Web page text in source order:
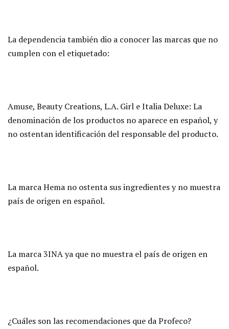
La dependencia también dio a conocer las marcas que no
cumplen con el etiquetado:
Amuse, Beauty Creations, L.A. Girl e Italia Deluxe: La
denominación de los productos no aparece en español, y
no ostentan identificación del responsable del producto.
La marca Hema no ostenta sus ingredientes y no muestra
país de origen en español.
La marca 3INA ya que no muestra el país de origen en
español.
¿Cuáles son las recomendaciones que da Profeco?